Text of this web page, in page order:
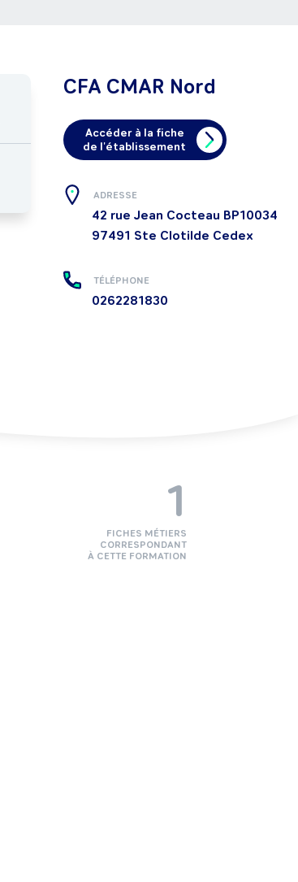
CFA CMAR Nord
Accéder à la fiche
de l'établissement
ADRESSE
42 rue Jean Cocteau BP10034
97491 Ste Clotilde Cedex
TÉLÉPHONE
0262281830
1
FICHES MÉTIERS
CORRESPONDANT
À CETTE FORMATION